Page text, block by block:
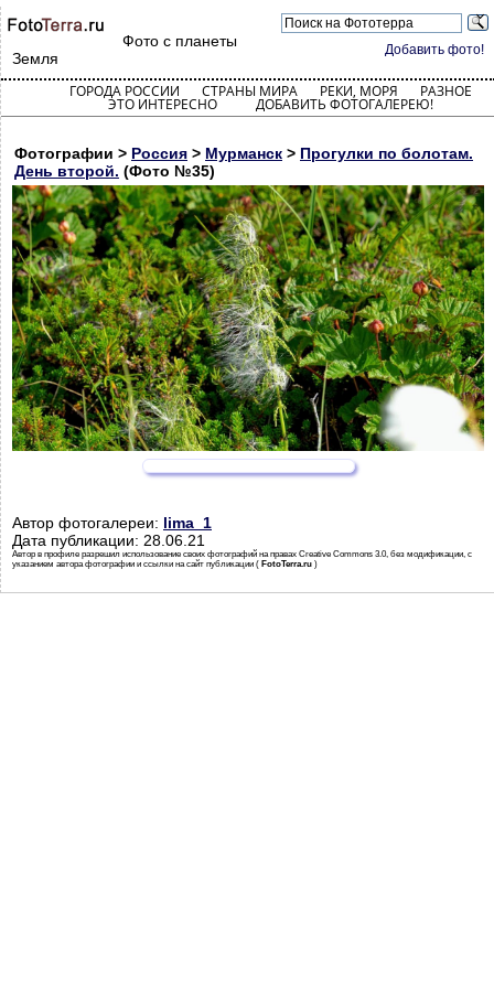
Добавить фото!
Фото с планеты
Земля
ГОРОДА РОССИИ СТРАНЫ МИРА РЕКИ, МОРЯ РАЗНОЕ
ЭТО ИНТЕРЕСНО ДОБАВИТЬ ФОТОГАЛЕРЕЮ!
Фотографии > Россия > Мурманск > Прогулки по болотам.
День второй. (Фото №35)
Автор фотогалереи: lima_1
Дата публикации: 28.06.21
Автор в профиле разрешил использование своих фотографий на правах Creative Commons 3.0, без модификации, с
указанием автора фотографии и ссылки на сайт публикации ( FotoTerra.ru )